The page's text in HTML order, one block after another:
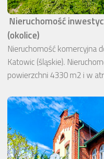
Nieruchomość
(okolice)
Nieruchomość komercyjna
Katowic (śląskie).
powierzchni 4330 m2 i w